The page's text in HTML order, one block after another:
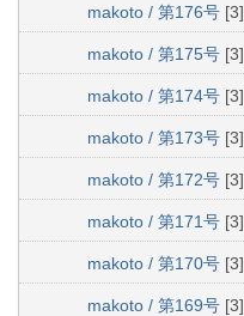
makoto / 第176号 [3]
makoto / 第175号 [3]
makoto / 第174号 [3]
makoto / 第173号 [3]
makoto / 第172号 [3]
makoto / 第171号 [3]
makoto / 第170号 [3]
makoto / 第169号 [3]